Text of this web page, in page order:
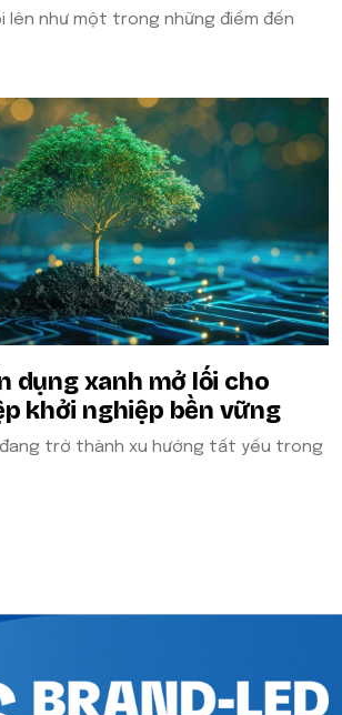
lên như một trong những điểm đến
dụng xanh mở lối cho
khởi nghiệp bền vững
đang trở thành xu hướng tất yếu trong